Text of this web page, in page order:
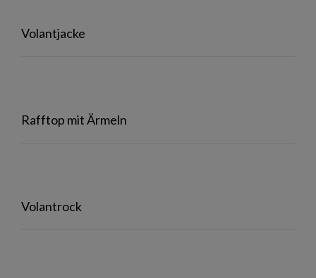
Volantjacke
Rafftop mit Ärmeln
Volantrock